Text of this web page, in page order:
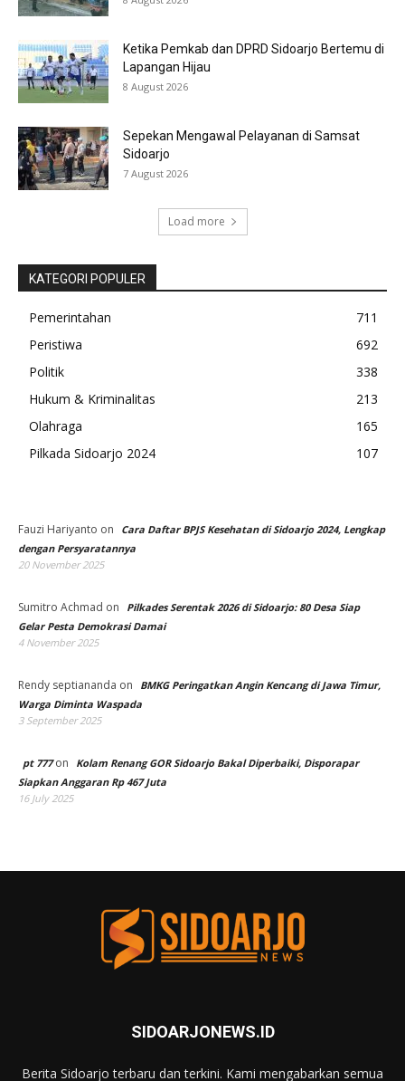
Ketika Pemkab dan DPRD Sidoarjo Bertemu di
Lapangan Hijau
8 August 2026
Sepekan Mengawal Pelayanan di Samsat
Sidoarjo
7 August 2026
Load more
KATEGORI POPULER
Pemerintahan
711
Peristiwa
692
Politik
338
Hukum & Kriminalitas
213
Olahraga
165
Pilkada Sidoarjo 2024
107
Fauzi Hariyanto on
Cara Daftar BPJS Kesehatan di Sidoarjo 2024, Lengkap
dengan Persyaratannya
20 November 2025
Sumitro Achmad on
Pilkades Serentak 2026 di Sidoarjo: 80 Desa Siap
Gelar Pesta Demokrasi Damai
4 November 2025
Rendy septiananda on
BMKG Peringatkan Angin Kencang di Jawa Timur,
Warga Diminta Waspada
3 September 2025
pt 777on
Kolam Renang GOR Sidoarjo Bakal Diperbaiki, Disporapar
Siapkan Anggaran Rp 467 Juta
16 July 2025
SIDOARJONEWS.ID
Berita Sidoarjo terbaru dan terkini. Kami mengabarkan semua